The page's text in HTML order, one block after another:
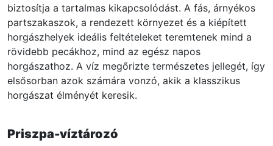
biztosítja a tartalmas kikapcsolódást. A fás, árnyékos
partszakaszok, a rendezett környezet és a kiépített
horgászhelyek ideális feltételeket teremtenek mind a
rövidebb pecákhoz, mind az egész napos
horgászathoz. A víz megőrizte természetes jellegét, így
elsősorban azok számára vonzó, akik a klasszikus
horgászat élményét keresik.
Priszpa-víztározó